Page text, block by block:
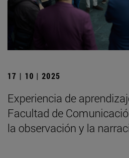
17 | 10 | 2025
Experiencia de
Facultad de
la observación y la